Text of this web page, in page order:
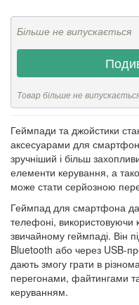
Більше не випускається
Товар більше не
Геймпади та джойстики
аксесуарами для
зручніший і більш
елементи керування, а
може стати серйозною
Геймпад для смартфона
телефоні, використовуючи
звичайному геймпаді. Він
Bluetooth або через USB-
дають змогу грати в
перегонами, файтингами
керуванням.